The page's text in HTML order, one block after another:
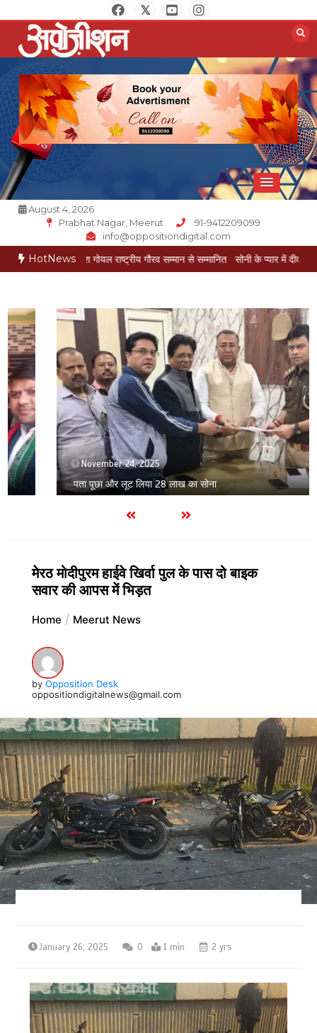
to
content
Opposition Digital
August 4, 2026
Prabhat Nagar, Meerut
91-9412209099
info@oppositiondigital.com
HotNews
मुकेश गोयल राष्ट्रीय गौरव सम्मान से सम्मानित सोनी के प्यार में दीवानी सीता पहुंची मेरठ
November 24, 2025
पता पूछा और लूट लिया 28 लाख का सोना
मेरठ मोदीपुरम हाईवे खिर्वा पुल के पास दो बाइक
सवार की आपस में भिड़त
Home Meerut News
by Opposition Desk
oppositiondigitalnews@gmail.com
January 26, 2025 0 1 min 2 yrs